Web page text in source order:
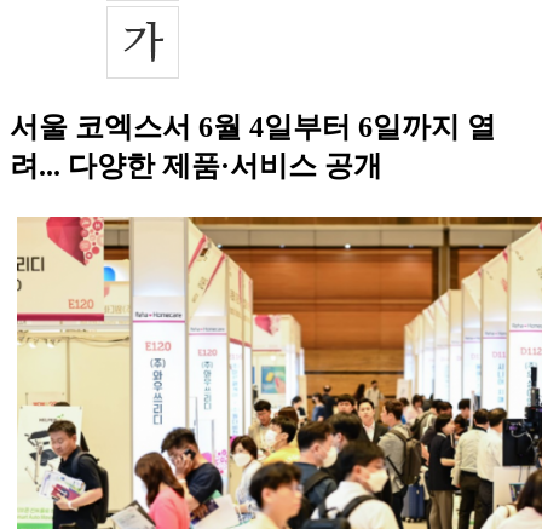
서울 코엑스서 6월 4일부터 6일까지 열
려... 다양한 제품·서비스 공개